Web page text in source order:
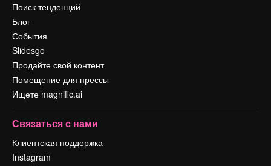
Поиск тенденций
Блог
События
Slidesgo
Продайте свой контент
Помещение для прессы
Ищете magnific.ai
Связаться с нами
Клиентская поддержка
Instagram